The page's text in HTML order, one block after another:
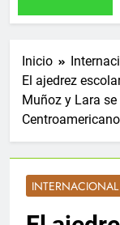
Inicio
El ajedrez
Muñoz y Lara
INTERNACIONAL